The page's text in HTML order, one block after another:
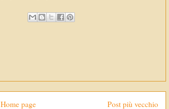
Post più vecchio
Home page